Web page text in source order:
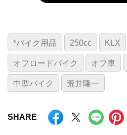
*バイク用品 250cc KLX
オフロードバイク オフ車
中型バイク 荒井隆一
SHARE